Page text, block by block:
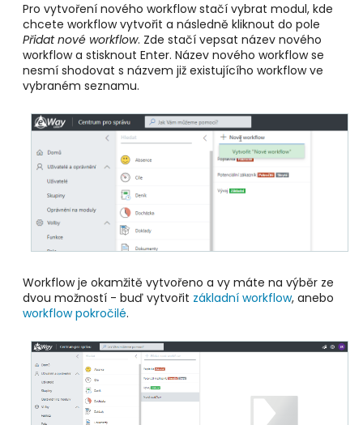
Pro vytvoření nového workflow stačí vybrat modul, kde
chcete workflow vytvořit a následně kliknout do pole
Přidat nové workflow. Zde stačí vepsat název nového
workflow a stisknout Enter. Název nového workflow se
nesmí shodovat s názvem již existujícího workflow ve
vybraném seznamu.
Workflow je okamžitě vytvořeno a vy máte na výběr ze
dvou možností - buď vytvořit základní workflow, anebo
workflow pokročilé.